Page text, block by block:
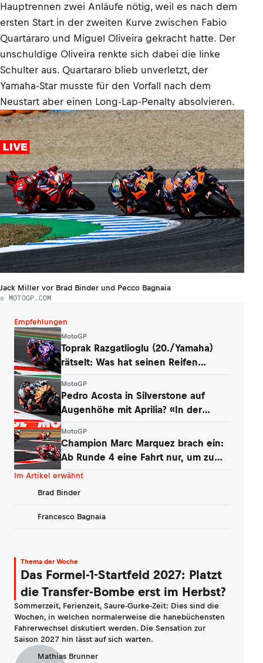
Hauptrennen zwei Anläufe nötig, weil es nach dem
ersten Start in der zweiten Kurve zwischen Fabio
Quartararo und Miguel Oliveira gekracht hatte. Der
unschuldige Oliveira renkte sich dabei die linke
Schulter aus. Quartararo blieb unverletzt, der
Yamaha-Star musste für den Vorfall nach dem
Neustart aber einen Long-Lap-Penalty absolvieren.
Jack Miller vor Brad Binder und Pecco Bagnaia
© MOTOGP.COM
Empfehlungen
MotoGP
Toprak Razgatlioglu (20./Yamaha)
rätselt: Was hat seinen Reifen
MotoGP
Pedro Acosta in Silverstone auf
Augenhöhe mit Aprilia? «In der
MotoGP
Champion Marc Marquez brach ein:
Ab Runde 4 eine Fahrt nur, um zu
überleben
Im Artikel erwähnt
Brad Binder
Francesco Bagnaia
Thema der Woche
Das Formel-1-Startfeld 2027: Platzt
die Transfer-Bombe erst im Herbst?
Sommerzeit, Ferienzeit, Saure-Gurke-Zeit: Dies sind die
Wochen, in welchen normalerweise die hanebüchensten
Fahrerwechsel diskutiert werden. Die Sensation zur
Saison 2027 hin lässt auf sich warten.
Mathias Brunner